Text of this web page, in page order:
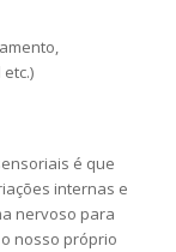
é que
internas e
nervoso para
nosso próprio